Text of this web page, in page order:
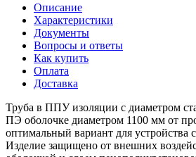
Описание
Характеристики
Документы
Вопросы и ответы
Как купить
Оплата
Доставка
Труба в ППУ изоляции с диаметром
ПЭ оболочке диаметром 1100 мм от
оптимальный вариант для устройства
Изделие защищено от внешних